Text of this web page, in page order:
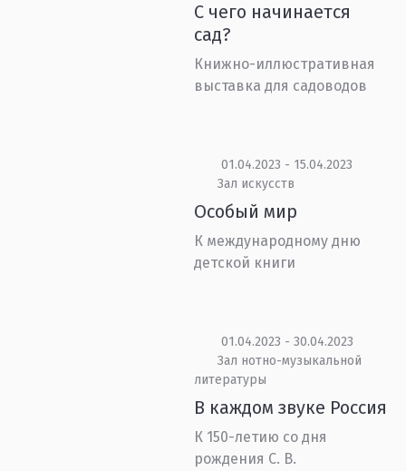
С чего начинается
сад?
Книжно-иллюстративная
выставка для садоводов
01.04.2023 - 15.04.2023
Зал искусств
Особый мир
К международному дню
детской книги
01.04.2023 - 30.04.2023
Зал нотно-музыкальной
литературы
В каждом звуке Россия
К 150-летию со дня
рождения С. В.